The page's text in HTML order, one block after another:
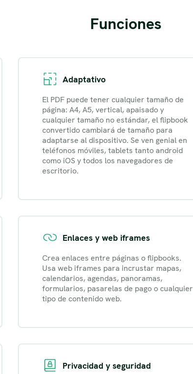
Funciones
Adaptativo
El PDF puede tener cualquier tamaño de
página: A4, A5, vertical, apaisado y
cualquier tamaño no estándar, el flipbook
convertido cambiará de tamaño para
adaptarse al dispositivo. Se ven genial en
teléfonos móviles, tablets tanto android
como iOS y todos los navegadores de
escritorio.
Enlaces y web iframes
Crea enlaces entre páginas o flipbooks.
Usa web iframes para incrustar mapas,
calendarios, agendas, panoramas,
formularios, pasarelas de pago o cualquier
tipo de contenido web.
Privacidad y seguridad